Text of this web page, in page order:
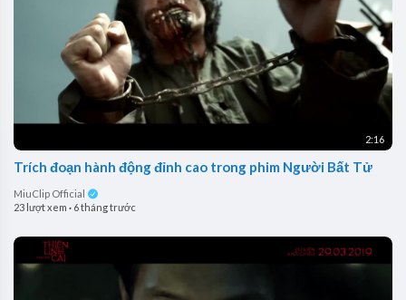
2:16
Trích đoạn hành động đỉnh cao trong phim Người Bất Tử
MiuClip Official
23 lượt xem · 6 tháng trước